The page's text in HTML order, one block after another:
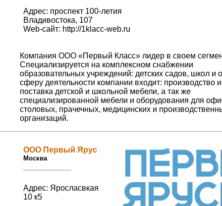
Адрес: проспект 100-летия
Владивостока, 107
Web-сайт: http://1klacc-web.ru
Компания ООО «Первый Класс» лидер в своем
Специализируется на комплексном снабжении
образовательных учреждений: детских садов, школ и
сферу деятельности компании входит: производство и
поставка детской и школьной мебели, а так же
специализированной мебели и оборудования для
столовых, прачечных, медицинских и
организаций.
ООО Первый Ярус
Москва
Адрес: Яросласвкая
10 к5